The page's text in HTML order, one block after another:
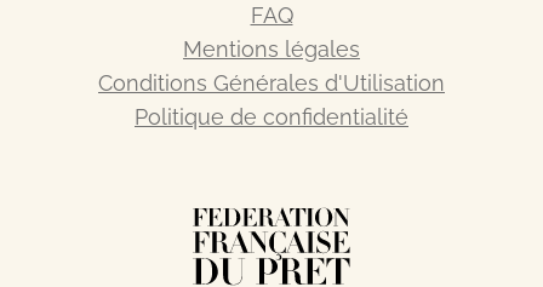
FAQ
Mentions légales
Conditions Générales d'Utilisation
Politique de confidentialité